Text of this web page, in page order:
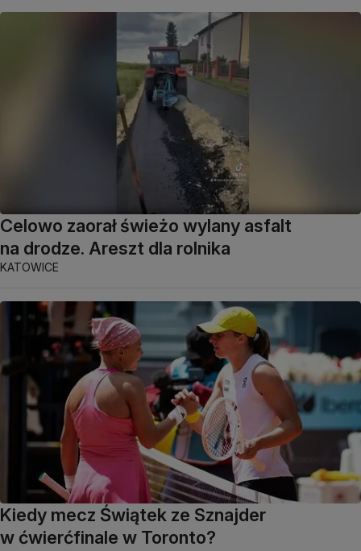
Celowo zaorał świeżo wylany asfalt
na drodze. Areszt dla rolnika
KATOWICE
Kiedy mecz Świątek ze Sznajder
w ćwierćfinale w Toronto?